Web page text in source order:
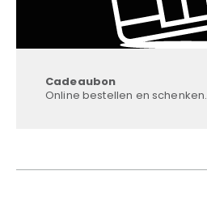
Cadeaubon
Online bestellen en schenken.